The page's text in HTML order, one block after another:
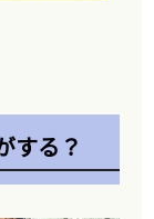
する？